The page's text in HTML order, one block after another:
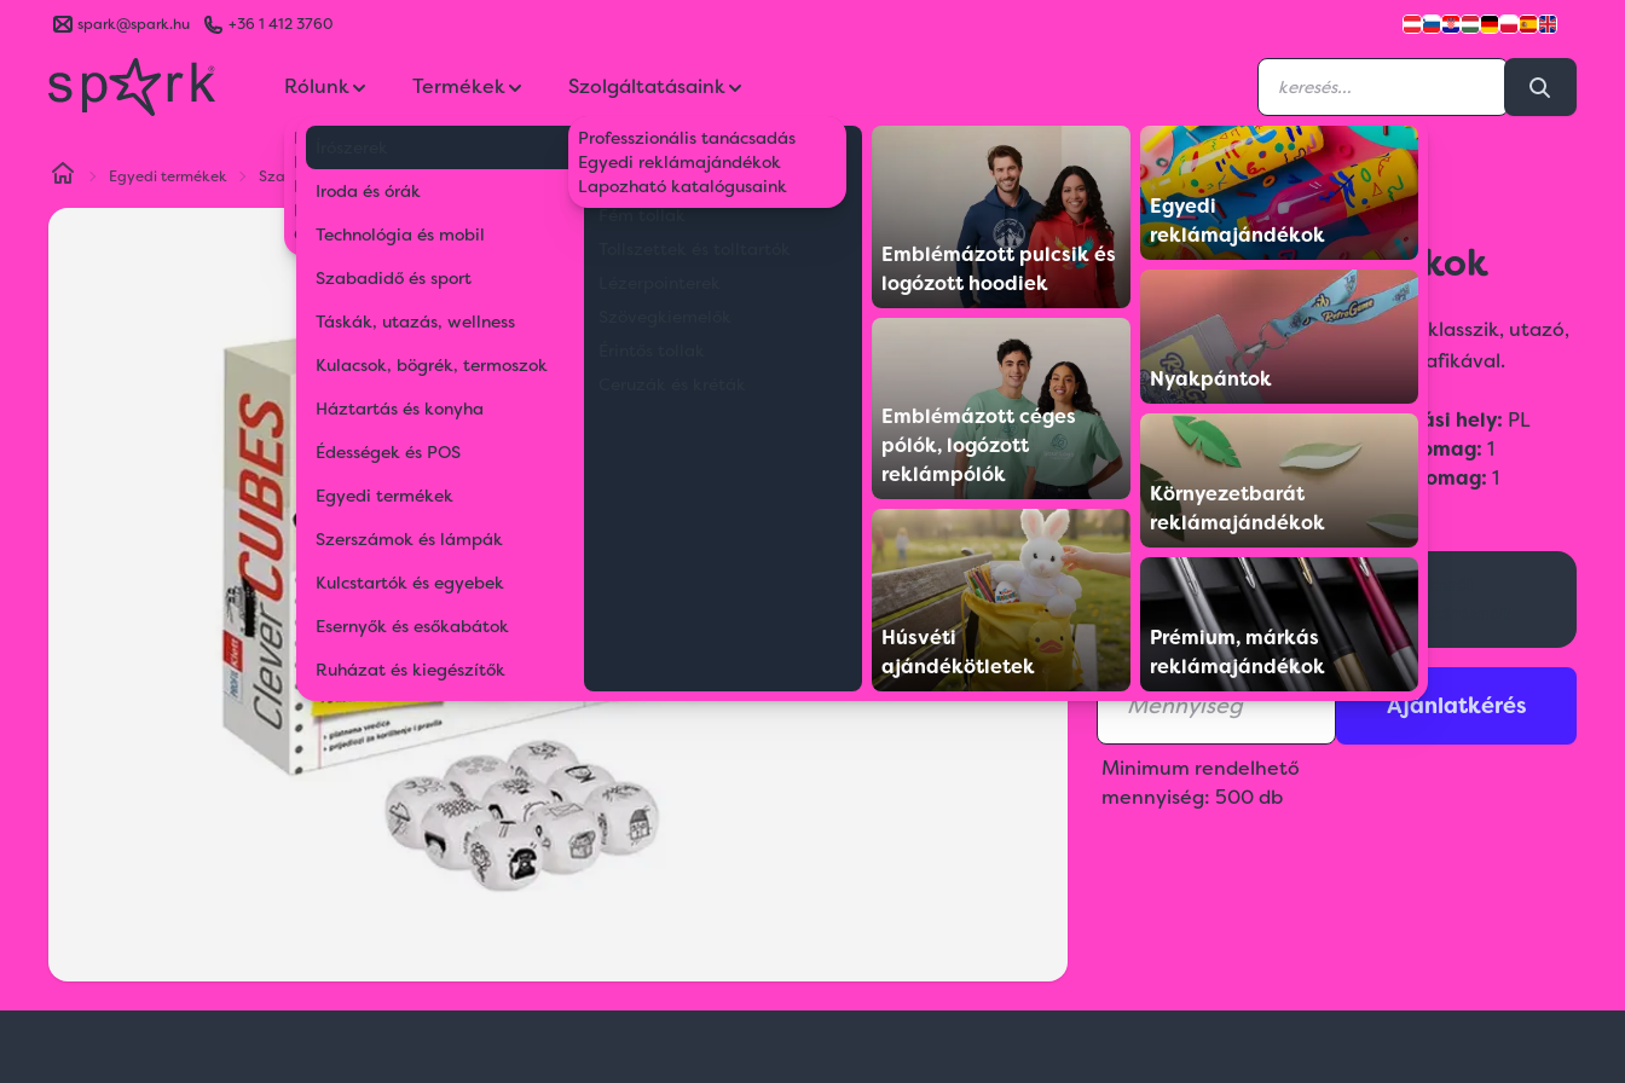
spark@spark.hu +36 1 412 3760
Rólunk
Kik vagyunk
Kapcsolat
Blog
Karrier
Gyakran Ismételt Kérdések
Termékek
Iroda és órák
Technológia és mobil
Szabadidő és sport
Táskák, utazás, wellness
Kulacsok, bögrék, termoszok
Háztartás és konyha
Édességek és POS
Egyedi termékek
Szerszámok és lámpák
Kulcstartók és egyebek
Esernyők és esőkabátok
Ruházat és kiegészítők
Környezetbarát tollak
Műanyag tollak
Fém tollak
Emblémázott pulcsik és
logózott hoodiek
Emblémázott céges
pólók, logózott
reklámpólók
Húsvéti
ajándékötletek
Egyedi
reklámajándékok
Nyakpántok
Környezetbarát
reklámajándékok
Prémium, márkás
reklámajándékok
Szolgáltatásaink
Professzionális tanácsadás
Egyedi reklámajándékok
Lapozható katalógusaink
Egyedi termékek Szabadidő és játékok Egyedi társas játékok
M23042619
Egyedi társas játékok
Többféle játékból lehet választani: klasszik, utazó,
oktató játékok. Ellátható egyedi grafikával.
Származási hely: PL
Gyűjtőcsomag: 1
Egységcsomag: 1
Kérj ajánlatot!
Aktuális raktárkészletről
érdeklődj az ajánlatkérésnél!
Minimum rendelhető
mennyiség: 500 db
Ajánlatkérés